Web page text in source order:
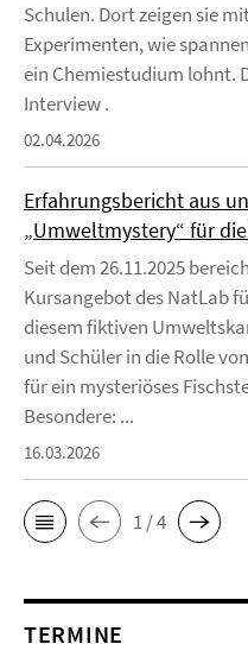
Schulen. Dort zeigen sie
Experimenten, wie
ein Chemiestudium lohnt.
Interview .
02.04.2026
Erfahrungsbericht aus
„Umweltmystery“ für
Seit dem 26.11.2025
Kursangebot des NatLab
diesem fiktiven
und Schüler in die Rolle
für ein mysteriöses
Besondere: ...
16.03.2026
1 / 4
TERMINE